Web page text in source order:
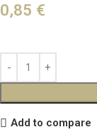
0,85 €
Add to compare